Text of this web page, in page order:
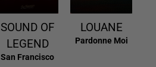
SOUND OF
LEGEND
San Francisco
LOUANE
Pardonne Moi